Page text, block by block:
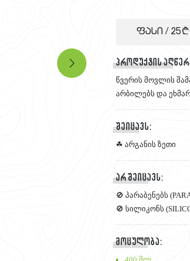
ფასი / 25
პროდუქტის
წვერის მოვლის
არბილებს და
შეიცავს:
☘ არგანის ზეთი
არ შეიცავს:
🚫 პარაბენებს
🚫 სილიკონს
მოცულობა: